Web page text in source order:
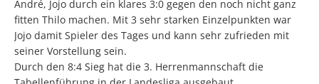
André, Jojo durch ein klares 3:0 gegen den noch nicht ganz
fitten Thilo machen. Mit 3 sehr starken Einzelpunkten war
Jojo damit Spieler des Tages und kann sehr zufrieden mit
seiner Vorstellung sein.
Durch den 8:4 Sieg hat die 3. Herrenmannschaft die